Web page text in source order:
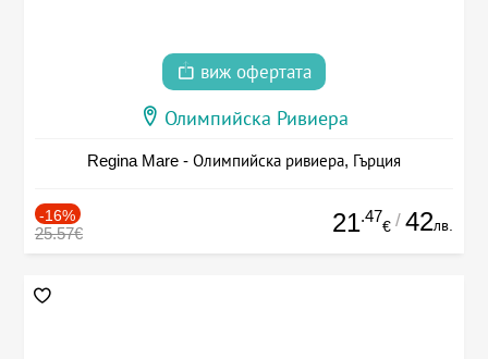
виж офертата
Олимпийска Ривиера
Regina Mare - Олимпийска ривиера, Гърция
-16%
25.57€ 21.47
€ / 42лв.